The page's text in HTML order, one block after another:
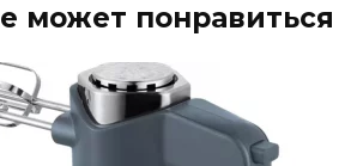
может понравиться